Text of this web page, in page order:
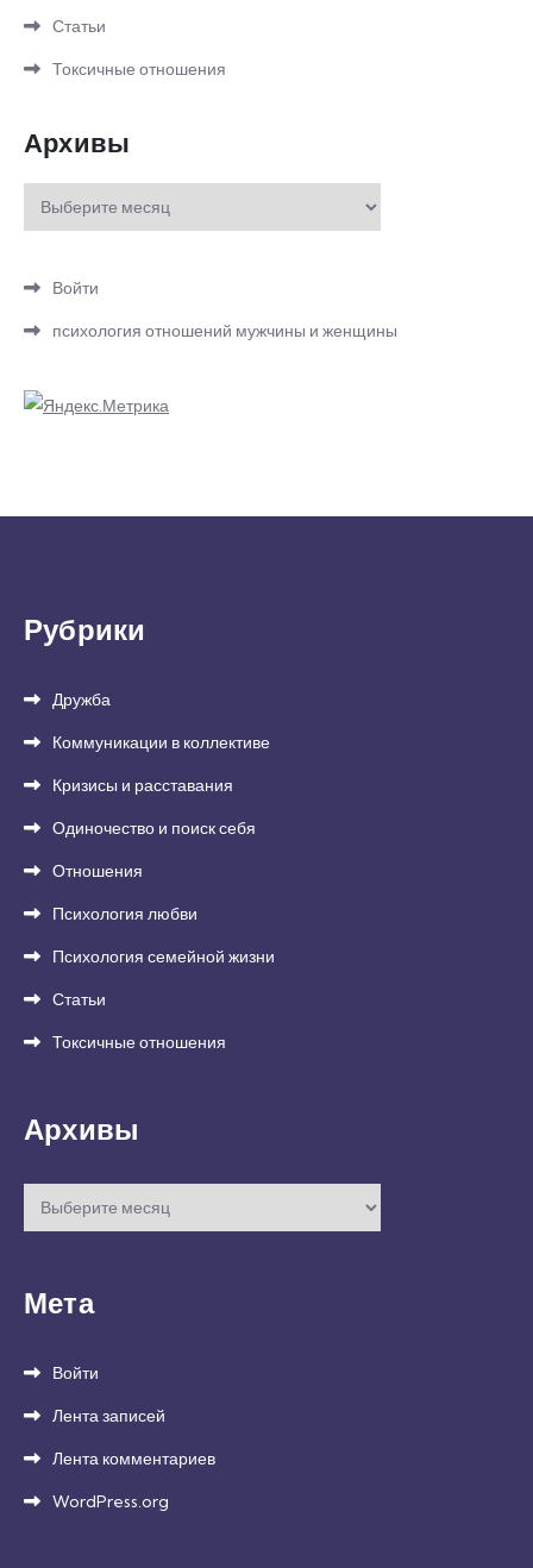
Статьи
Токсичные отношения
Архивы
Архивы
Войти
психология отношений мужчины и женщины
Рубрики
Дружба
Коммуникации в коллективе
Кризисы и расставания
Одиночество и поиск себя
Отношения
Психология любви
Психология семейной жизни
Статьи
Токсичные отношения
Архивы
Архивы
Мета
Войти
Лента записей
Лента комментариев
WordPress.org